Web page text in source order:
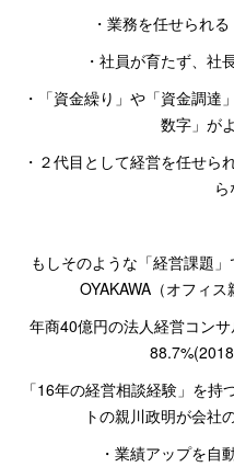
・業務を任せられ
・社員が育たず、社
・「資金繰り」や「資金調達
数字」が
・２代目として経営を任せら
ら
もしそのような「経営課題
OYAKAWA（オフィス
年商40億円の法人経営コン
88.7%(2018
「16年の経営相談経験」を持
トの親川政明が会社
・業績アップを自